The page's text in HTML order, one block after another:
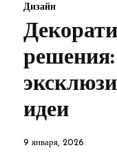
Дизайн
решения:
идеи
9 января, 2026